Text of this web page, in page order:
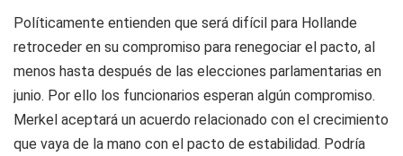
Políticamente entienden que será difícil para Hollande
retroceder en su compromiso para renegociar el pacto, al
menos hasta después de las elecciones parlamentarias en
junio. Por ello los funcionarios esperan algún compromiso.
Merkel aceptará un acuerdo relacionado con el crecimiento
que vaya de la mano con el pacto de estabilidad. Podría